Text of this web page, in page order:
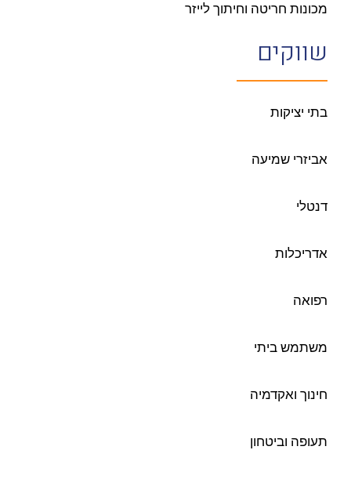
מכונות חריטה וחיתוך לייזר
שווקים
בתי יציקות
אביזרי שמיעה
דנטלי
אדריכלות
רפואה
משתמש ביתי
חינוך ואקדמיה
תעופה וביטחון